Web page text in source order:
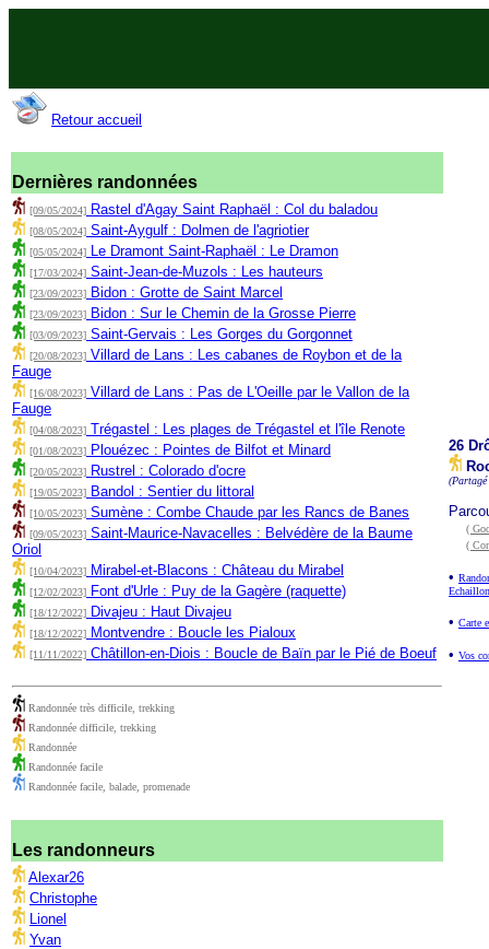
Retour accueil
Dernières randonnées
[09/05/2024] Rastel d'Agay Saint Raphaël : Col du baladou
[08/05/2024] Saint-Aygulf : Dolmen de l'agriotier
[05/05/2024] Le Dramont Saint-Raphaël : Le Dramon
[17/03/2024] Saint-Jean-de-Muzols : Les hauteurs
[23/09/2023] Bidon : Grotte de Saint Marcel
[23/09/2023] Bidon : Sur le Chemin de la Grosse Pierre
[03/09/2023] Saint-Gervais : Les Gorges du Gorgonnet
[20/08/2023] Villard de Lans : Les cabanes de Roybon et de la
Fauge
[16/08/2023] Villard de Lans : Pas de L'Oeille par le Vallon de la
Fauge
[04/08/2023] Trégastel : Les plages de Trégastel et l'île Renote
[01/08/2023] Plouézec : Pointes de Bilfot et Minard
[20/05/2023] Rustrel : Colorado d'ocre
[19/05/2023] Bandol : Sentier du littoral
[10/05/2023] Sumène : Combe Chaude par les Rancs de Banes
[09/05/2023] Saint-Maurice-Navacelles : Belvédère de la Baume
Oriol
[10/04/2023] Mirabel-et-Blacons : Château du Mirabel
[12/02/2023] Font d'Urle : Puy de la Gagère (raquette)
[18/12/2022] Divajeu : Haut Divajeu
[18/12/2022] Montvendre : Boucle les Pialoux
[11/11/2022] Châtillon-en-Diois : Boucle de Baïn par le Pié de Boeuf
Randonnée très difficile, trekking
Randonnée difficile, trekking
Randonnée
Randonnée facile
Randonnée facile, balade, promenade
Les randonneurs
Alexar26
Christophe
Lionel
Yvan
26
(
(
•
Echaillon
• Carte
• Vos